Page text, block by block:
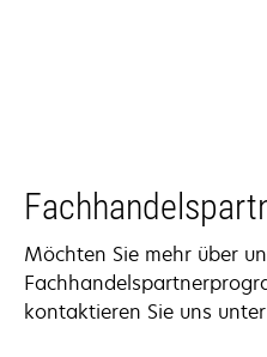
Möchten Sie mehr über
kontaktieren Sie uns unter